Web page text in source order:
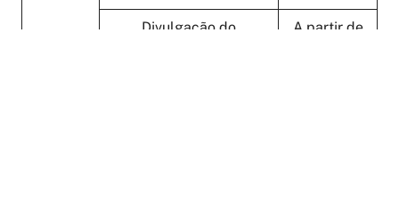
Divulgação do
A partir de